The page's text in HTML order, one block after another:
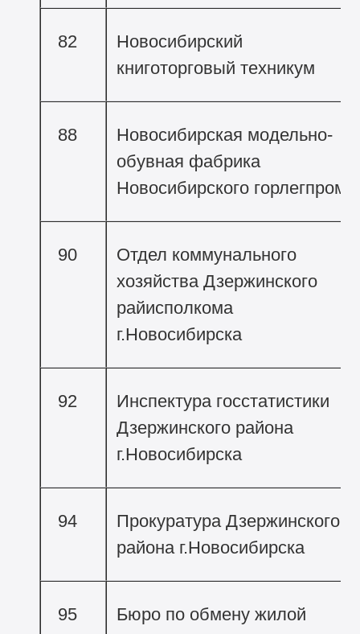
82
Новосибирский
книготорговый техникум
88
Новосибирская модельно-
обувная фабрика
Новосибирского горлегпрома
90
Отдел коммунального
хозяйства Дзержинского
райисполкома
г.Новосибирска
92
Инспектура госстатистики
Дзержинского района
г.Новосибирска
94
Прокуратура Дзержинского
района г.Новосибирска
95
Бюро по обмену жилой